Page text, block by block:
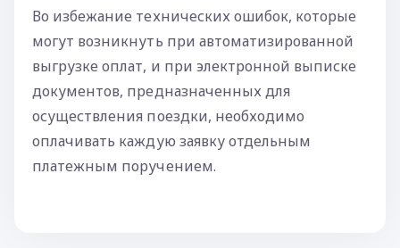
Во избежание технических ошибок, которые
могут возникнуть при автоматизированной
выгрузке оплат, и при электронной выписке
документов, предназначенных для
осуществления поездки, необходимо
оплачивать каждую заявку отдельным
платежным поручением.